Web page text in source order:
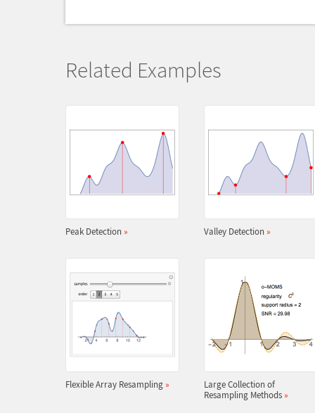
Related Examples
Peak Detection » Valley Detection »
Flexible Array Resampling »
Large Collection of
Resampling Methods »